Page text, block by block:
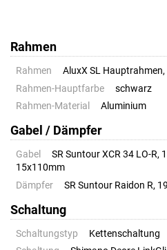
Rahmen
Rahmen
AluxX SL
Rahmen-Hauptfarbe
schwarz
Rahmen-Material
Aluminium
Gabel / Dämpfer
Gabel
SR Suntour XCR 34 LO-R,
15x110mm
Dämpfer
SR Suntour Raidon R,
Schaltung
Schaltungstyp
Kettenschaltung